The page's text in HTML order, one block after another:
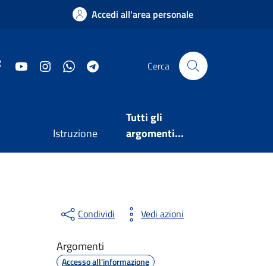
Accedi all'area personale
FacebookYouTube InstagramWhatsApp Cerca
Istruzione
Tutti gli
argomenti...
Condividi Vedi azioni
Argomenti
Accesso all'informazione